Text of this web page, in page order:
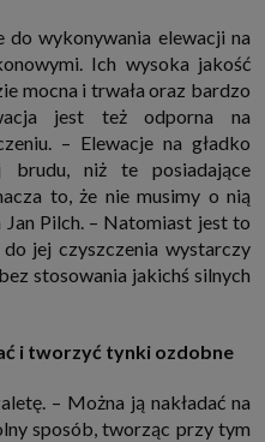
przetwarzania, prawo do
wobec przetwarzania danych
nadzorczego, którym w Polsce
Osobowych. Pod tym adresem
przetwarzania danych i
do wykonywania elewacji na
Ich wysoka jakość
mocna i trwała oraz bardzo
jest też odporna na
– Elewacje na gładko
brudu, niż te posiadające
to, że nie musimy o nią
Pilch. – Natomiast jest to
jej czyszczenia wystarczy
stosowania jakichś silnych
i tworzyć tynki ozdobne
– Można ją nakładać na
sposób, tworząc przy tym